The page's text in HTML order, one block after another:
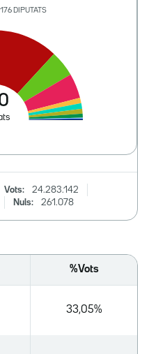
Vots:
24.283.142
Nuls: 261.078
%Vots
33,05%